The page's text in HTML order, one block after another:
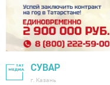
СУВАР
г. Казань